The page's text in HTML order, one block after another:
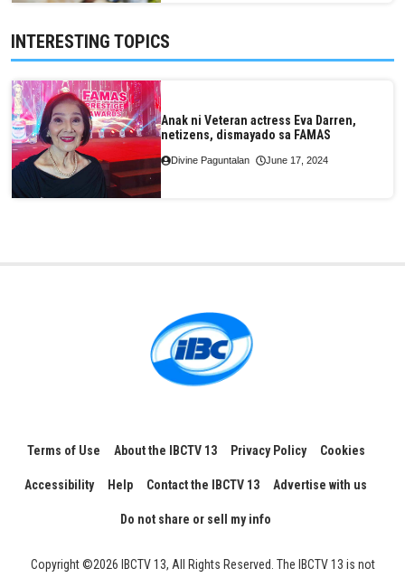
INTERESTING TOPICS
Anak ni Veteran actress Eva Darren,
netizens, dismayado sa FAMAS
Divine Paguntalan June 17, 2024
Terms of Use About the IBCTV 13 Privacy Policy Cookies
Accessibility Help Contact the IBCTV 13 Advertise with us
Do not share or sell my info
Copyright ©2026 IBCTV 13, All Rights Reserved. The IBCTV 13 is not